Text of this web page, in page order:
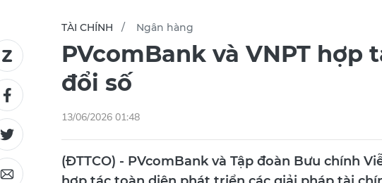
TÀI CHÍNH Ngân hàng
PVcomBank và VNPT hợp
đổi số
13/06/2026 01:48
(ĐTTCO) - PVcomBank và Tập đoàn Bưu chính